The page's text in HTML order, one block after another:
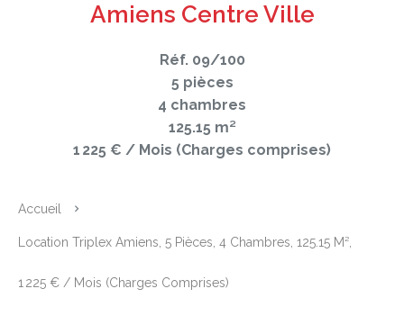
Amiens Centre Ville
Réf. 09/100
5 pièces
4 chambres
125.15 m²
1 225 € / Mois (Charges comprises)
Accueil
Location Triplex Amiens, 5 Pièces, 4 Chambres, 125.15 M²,
1 225 € / Mois (Charges Comprises)